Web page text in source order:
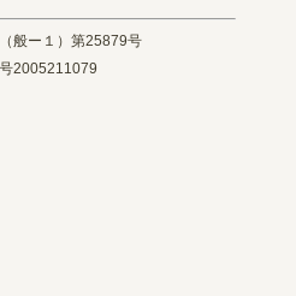
般ー１）第25879号
2005211079